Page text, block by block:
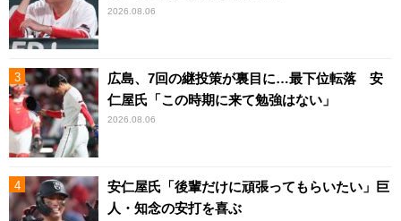
2026.08.06
広島、7回の継投策が裏目に…最下位転落 安
仁屋氏「この時期に来て勉強はない」
2026.08.06
安仁屋氏「後輩だけに頑張ってもらいたい」巨
人・知念の安打を喜ぶ